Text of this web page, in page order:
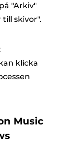
"Arkiv"
skivor".
klicka
Music